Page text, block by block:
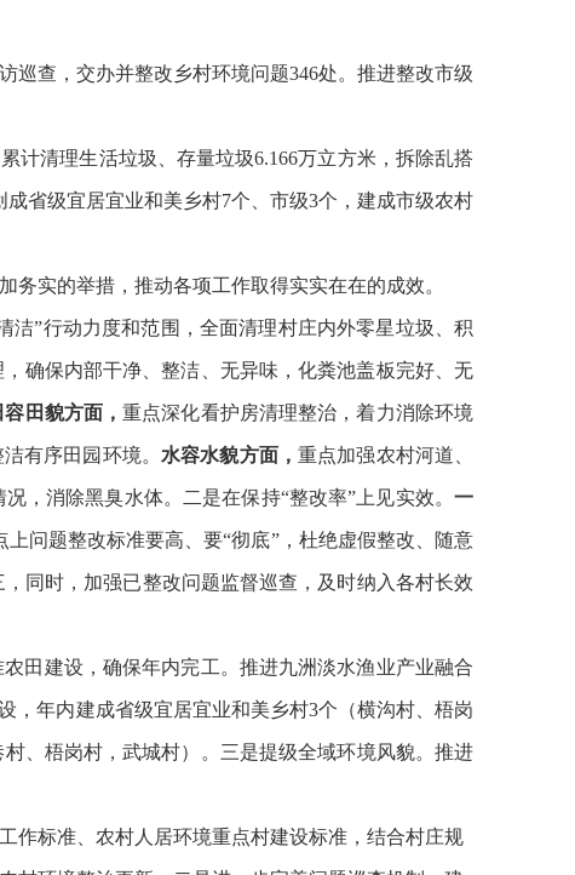
巡查，交办并整改乡村环境问题346处。推进整改市级
计清理生活垃圾、存量垃圾6.166万立方米，拆除乱搭
成省级宜居宜业和美乡村7个、市级3个，建成市级农村
实的举措，推动各项工作取得实实在在的成效。
洁”行动力度和范围 ， 全面清理村庄内外零星垃圾、积
确保内部干净、整洁、无异味，化粪池盖板完好、无
容田貌方面，重点深化看护房清理整治，着力消除环境
洁有序田园环境。 水容水貌方面， 重点加强农村河道、
况，消除黑臭水体。 二是在保持“整改率” 上见实效。一
上问题整改标准要高、要“彻底”，杜绝虚假整改、随意
同时，加强已整改问题监督巡查， 及时纳入各村长效
农田建设，确保年内完工。推进九洲淡水渔业产业融合
，年内建成省级宜居宜业和美乡村3个（横沟村、梧岗
、梧岗村，武城村）。 三是提级全域环境风貌。 推进
作标准、农村人居环境重点村建设标准，结合村庄规